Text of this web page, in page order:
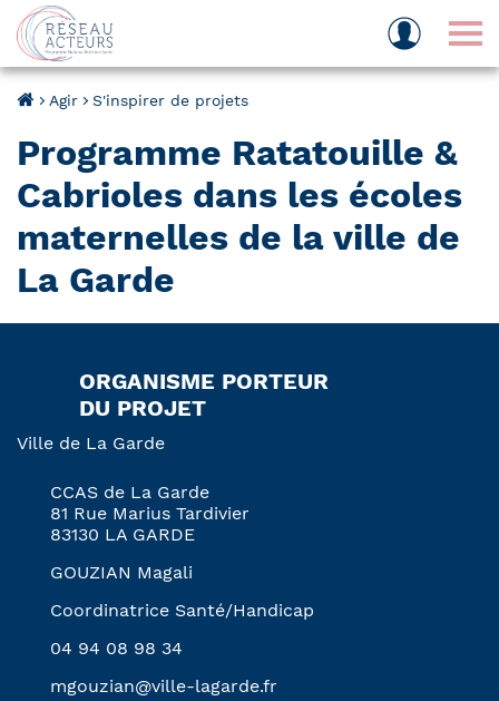
Agir S'inspirer de projets
Programme Ratatouille &
Cabrioles dans les écoles
maternelles de la ville de
La Garde
ORGANISME PORTEUR
DU PROJET
Ville de La Garde
CCAS de La Garde
81 Rue Marius Tardivier
83130 LA GARDE
GOUZIAN Magali
Coordinatrice Santé/Handicap
04 94 08 98 34
mgouzian@ville-lagarde.fr